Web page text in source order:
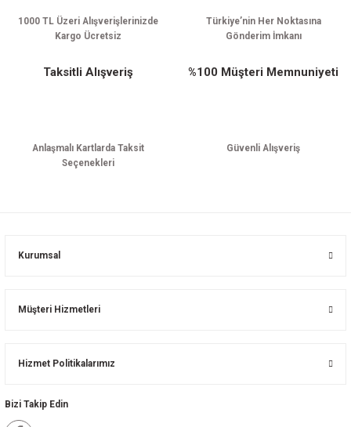
1000 TL Üzeri Alışverişlerinizde
Kargo Ücretsiz
Türkiye’nin Her Noktasına
Gönderim İmkanı
Taksitli Alışveriş
Anlaşmalı Kartlarda Taksit
Seçenekleri
%100 Müşteri Memnuniyeti
Güvenli Alışveriş
Kurumsal
Müşteri Hizmetleri
Hizmet Politikalarımız
Bizi Takip Edin